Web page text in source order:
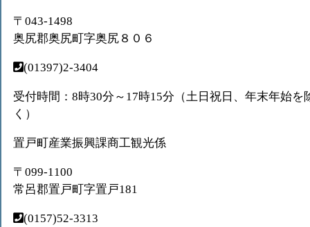
〒043-1498
奥尻郡奥尻町字奥尻８０６
(01397)2-3404
受付時間：8時30分～17時15分（土日祝日、年末年始を
く）
置戸町産業振興課商工観光係
〒099-1100
常呂郡置戸町字置戸181
(0157)52-3313